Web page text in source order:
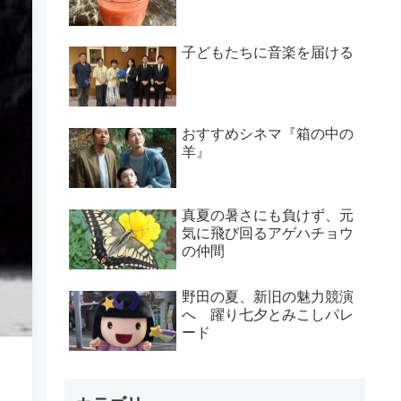
子どもたちに音楽を届ける
おすすめシネマ『箱の中の
羊』
真夏の暑さにも負けず、元
気に飛び回るアゲハチョウ
の仲間
野田の夏、新旧の魅力競演
へ 躍り七夕とみこしパレ
ード